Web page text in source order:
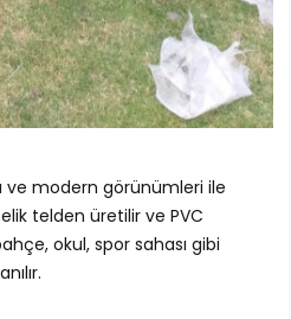
ve modern görünümleri ile
telden üretilir ve PVC
okul, spor sahası gibi